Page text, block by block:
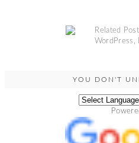
YOU DON'T